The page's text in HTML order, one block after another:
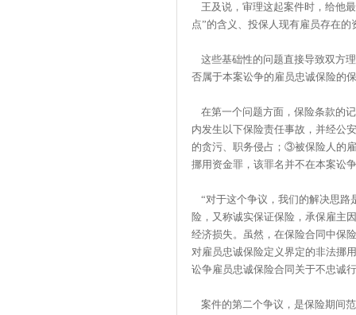
王及说，审理这起案件时，给他
点”的含义、投保人现有雇员存在
这些基础性的问题直接导致双方
否属于本案讼争的雇员忠诚保险的
在第一个问题方面，保险条款的
内发生以下保险责任事故，并经公
的贪污、职务侵占；③被保险人的
挪用资金罪，该罪名并不在本案讼
“对于这个争议，我们的解决思路
险，又称诚实保证保险，承保雇主
经济损失。虽然，在保险合同中保
对雇员忠诚保险定义界定的非法挪
讼争雇员忠诚保险合同关于不忠诚
案件的第二个争议，是保险期间